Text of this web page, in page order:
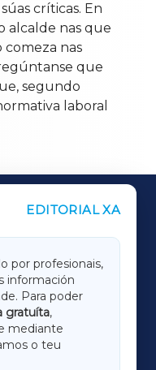
críticas. En
alcalde nas que
comeza nas
que
segundo
laboral
EDITORIAL XA
por profesionais,
información
Para poder
gratuíta,
mediante
o teu